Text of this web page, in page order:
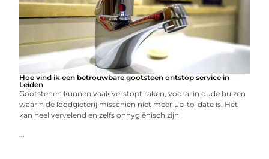
Hoe vind ik een betrouwbare gootsteen ontstop service in
Leiden
Gootstenen kunnen vaak verstopt raken, vooral in oude huizen
waarin de loodgieterij misschien niet meer up-to-date is. Het
kan heel vervelend en zelfs onhygiënisch zijn
...